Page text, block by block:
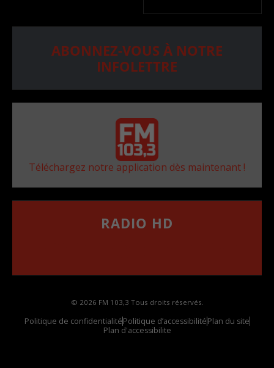
ABONNEZ-VOUS À NOTRE
INFOLETTRE
Téléchargez notre application dès maintenant !
RADIO HD
© 2026 FM 103,3 Tous droits réservés.
Politique de confidentialitéPolitique d’accessibilitéPlan du site
Plan d'accessibilite